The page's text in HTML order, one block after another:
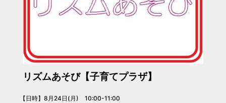
リズムあそび【子育てプラザ】
【日時】8月24日(月) 10:00-11:00